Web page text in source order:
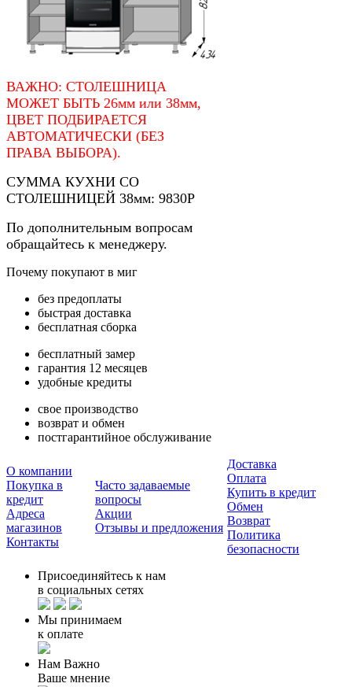
ВАЖНО: СТОЛЕШНИЦА
МОЖЕТ БЫТЬ 26мм или 38мм,
ЦВЕТ ПОДБИРАЕТСЯ
АВТОМАТИЧЕСКИ (БЕЗ
ПРАВА ВЫБОРА).
СУММА КУХНИ СО
СТОЛЕШНИЦЕЙ 38мм: 9830Р
По дополнительным вопросам
обращайтесь к менеджеру.
Почему покупают в миг
без предоплаты
быстрая доставка
бесплатная сборка
бесплатный замер
гарантия 12 месяцев
удобные кредиты
свое производство
возврат и обмен
постгарантийное обслуживание
О компании
Покупка в
кредит
Адреса
магазинов
Контакты
Часто задаваемые
вопросы
Акции
Отзывы и предложения
Доставка
Оплата
Купить в кредит
Обмен
Возврат
Политика
безопасности
Присоединяйтесь к нам
в социальных сетях
Мы принимаем
к оплате
Нам Важно
Ваше мнение